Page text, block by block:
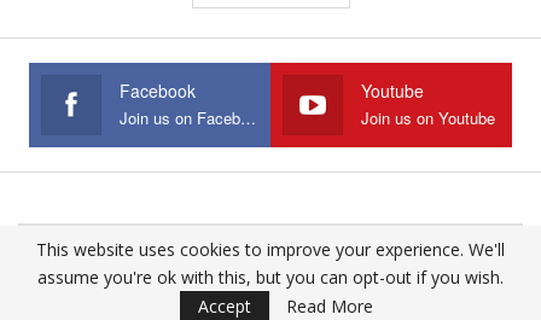
Facebook
Join us on Facebook
Youtube
Join us on Youtube
© 2025 - All Rights Reserved.
Website Design:
This website uses cookies to improve your experience. We'll
assume you're ok with this, but you can opt-out if you wish.
Accept
Read More